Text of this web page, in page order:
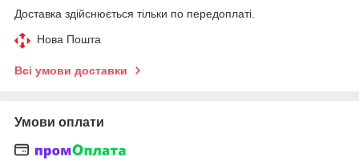
Доставка здійснюється тільки по передоплаті.
Нова Пошта
Всі умови доставки
Умови оплати